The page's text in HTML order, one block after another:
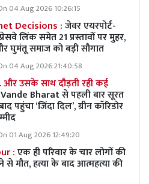
04 Aug 2026 10:26:15
Decisions :जेवर एयरपोर्ट-
लिंक समेत 21 प्रस्तावों पर मुहर,
घुमंतू समाज को बड़ी सौगात
04 Aug 2026 21:40:58
उसके साथ दौड़ती रही कई
Vande Bharat से पहली बार सूरत
पहुंचा ‘जिंदा दिल’, ग्रीन कॉरिडोर
01 Aug 2026 12:49:20
:एक ही परिवार के चार लोगों की
से मौत, हत्या के बाद आत्महत्या की